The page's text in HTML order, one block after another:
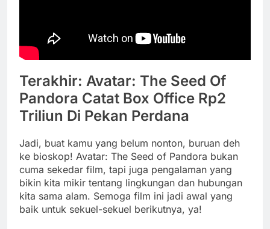
Terakhir: Avatar: The Seed Of
Pandora Catat Box Office Rp2
Triliun Di Pekan Perdana
Jadi, buat kamu yang belum nonton, buruan deh
ke bioskop! Avatar: The Seed of Pandora bukan
cuma sekedar film, tapi juga pengalaman yang
bikin kita mikir tentang lingkungan dan hubungan
kita sama alam. Semoga film ini jadi awal yang
baik untuk sekuel-sekuel berikutnya, ya!